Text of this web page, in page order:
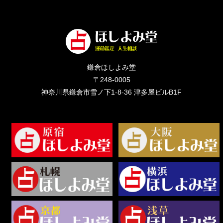
鎌倉ほしよみ堂
〒248-0005
神奈川県鎌倉市雪ノ下1-8-36 津多屋ビルB1F